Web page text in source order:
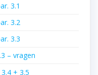
3.1
3.2
3.3
– vragen
+ 3.5